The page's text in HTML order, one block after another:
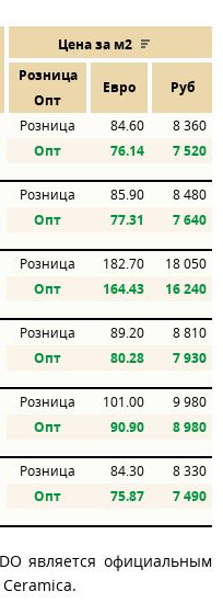
Цена за м2
Розница
Евро Руб
Опт
Розница 84.60
8 360
Опт 76.14 7 520
Розница 85.90
8 480
Опт 77.31 7 640
Розница 182.70
18 050
Опт 164.43 16 240
Розница 89.20
8 810
Опт 80.28 7 930
Розница 101.00
9 980
Опт 90.90 8 980
Розница 84.30
8 330
Опт 75.87 7 490
является официальным